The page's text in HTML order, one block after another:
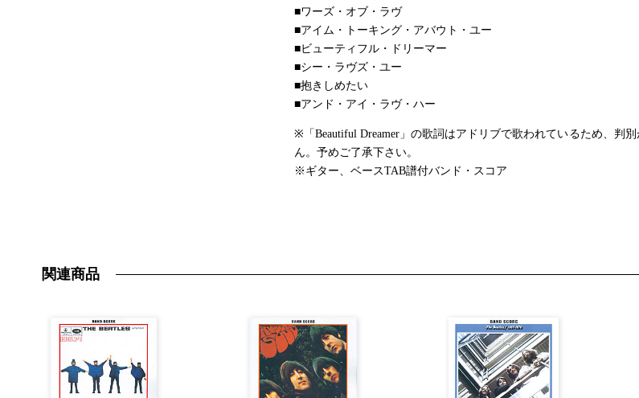
■ワーズ・オブ・ラヴ
■アイム・トーキング・アバウト・ユー
■ビューティフル・ドリーマー
■シー・ラヴズ・ユー
■抱きしめたい
■アンド・アイ・ラヴ・ハー
※「Beautiful Dreamer」の歌詞はアドリブで歌われているため、判
ん。予めご了承下さい。
※ギター、ベースTAB譜付バンド・スコア
関連商品